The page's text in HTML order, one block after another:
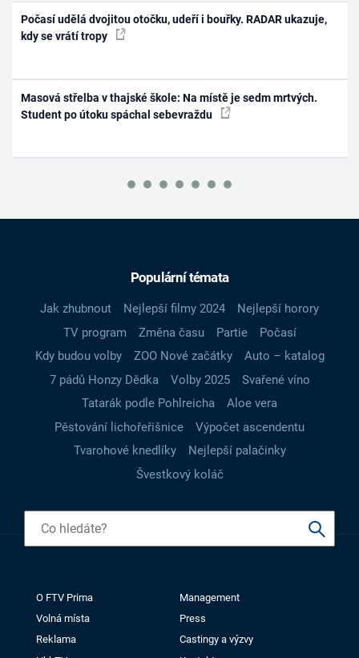
Počasí udělá dvojitou otočku, udeří i bouřky. RADAR ukazuje,
kdy se vrátí tropy
Masová střelba v thajské škole: Na místě je sedm mrtvých.
Student po útoku spáchal sebevraždu
Populární témata
Jak zhubnout Nejlepší filmy 2024
Nejlepší horory
TV program
Změna času Partie
Počasí
Kdy budou volby
ZOO Nové začátky
Auto – katalog
7 pádů Honzy Dědka
Volby 2025
Svařené víno
Tatarák podle Pohlreicha
Aloe vera
Pěstování lichořeřišnice
Výpočet ascendentu
Tvarohové knedlíky
Nejlepší palačinky
Švestkový koláč
O FTV Prima
Management
Volná místa
Press
Reklama
Castingy a výzvy